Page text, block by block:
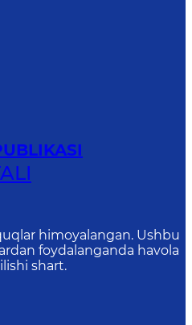
himoyalangan. Ushbu
foydalanganda havola
shart.